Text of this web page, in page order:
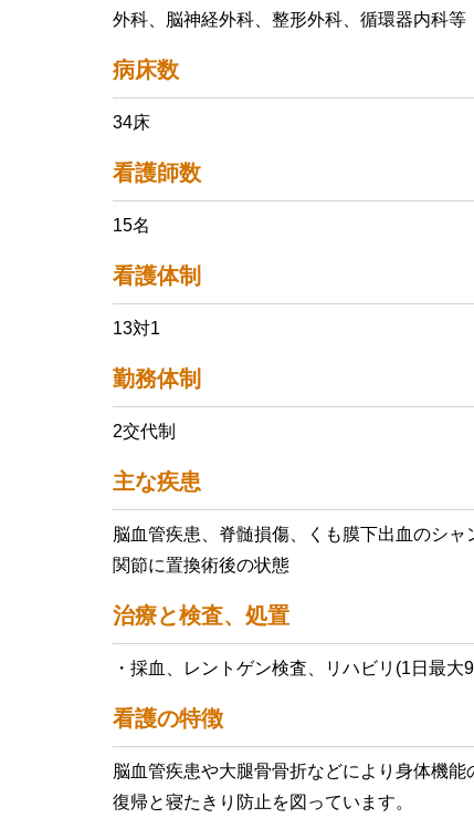
外科、脳神経外科、整形外科、循環器内科等
病床数
34床
看護師数
15名
看護体制
13対1
勤務体制
2交代制
主な疾患
脳血管疾患、脊髄損傷、くも膜下出血のシ
関節に置換術後の状態
治療と検査、処置
・採血、レントゲン検査、リハビリ(1日最大
看護の特徴
脳血管疾患や大腿骨骨折などにより身体機
復帰と寝たきり防止を図っています。